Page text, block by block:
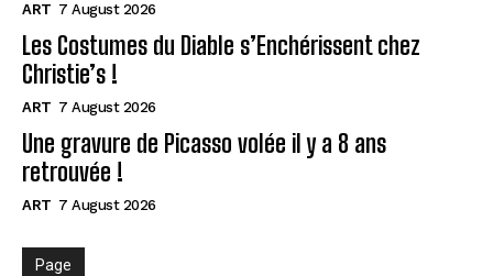
ART 7 August 2026
Les Costumes du Diable s’Enchérissent chez
Christie’s !
ART 7 August 2026
Une gravure de Picasso volée il y a 8 ans
retrouvée !
ART 7 August 2026
Page